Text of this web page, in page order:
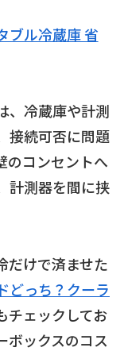
ブル冷蔵庫 省
、冷蔵庫や計測
接続可否に問題
のコンセントへ
計測器を間に挟
だけで済ませた
どっち？クーラ
チェックしてお
ボックスのコス